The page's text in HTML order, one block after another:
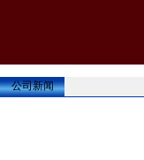
公司新闻